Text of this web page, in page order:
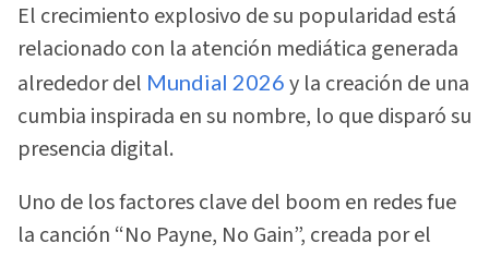
El crecimiento explosivo de su popularidad está
relacionado con la atención mediática generada
alrededor del Mundial 2026 y la creación de una
cumbia inspirada en su nombre, lo que disparó su
presencia digital.
Uno de los factores clave del boom en redes fue
la canción “No Payne, No Gain”, creada por el